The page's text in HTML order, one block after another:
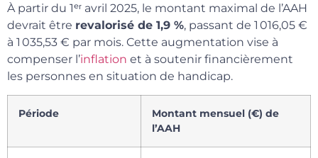
À partir du 1ᵉʳ avril 2025, le montant maximal de l’AAH
devrait être revalorisé de 1,9 %, passant de 1 016,05 €
à 1 035,53 € par mois. Cette augmentation vise à
compenser l’inflation et à soutenir financièrement
les personnes en situation de handicap.
Période
Montant mensuel (€) de
l’AAH